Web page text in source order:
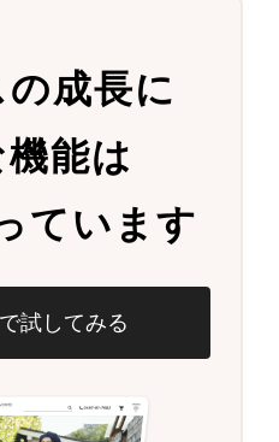
成長に
能は
ています
試してみる